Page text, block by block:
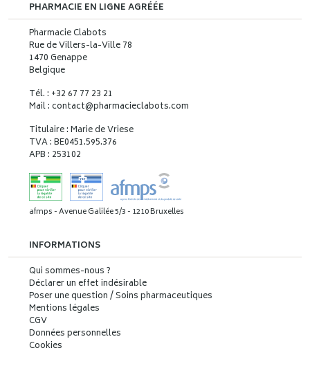
PHARMACIE EN LIGNE AGRÉÉE
Pharmacie Clabots
Rue de Villers-la-Ville 78
1470 Genappe
Belgique
Tél. : +32 67 77 23 21
Mail : contact@pharmacieclabots.com
Titulaire : Marie de Vriese
TVA : BE0451.595.376
APB : 253102
afmps - Avenue Galilée 5/3 - 1210 Bruxelles
INFORMATIONS
Qui sommes-nous ?
Déclarer un effet indésirable
Poser une question / Soins pharmaceutiques
Mentions légales
CGV
Données personnelles
Cookies